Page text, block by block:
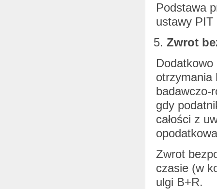
Podstawa
ustawy PIT
Zwrot
otrzymania
badawczo-
gdy
całości z
Zwrot
czasie (w
ulgi B+R.